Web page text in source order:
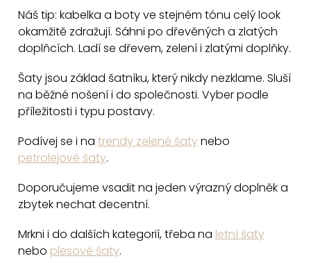
y
v
ý
i
s
Náš tip: kabelka a boty ve stejném tónu celý look
okamžitě zdražují. Sáhni po dřevěných a zlatých
doplňcích. Ladí se dřevem, zelení i zlatými doplňky.
Šaty jsou základ šatníku, který nikdy nezklame. Sluší
na běžné nošení i do společnosti. Vyber podle
příležitosti i typu postavy.
Podívej se i na trendy zelené šatynebo
petrolejové šaty.
Doporučujeme vsadit na jeden výrazný doplněk a
zbytek nechat decentní.
Mrkni i do dalších kategorií, třeba na letní šaty
nebo plesové šaty.